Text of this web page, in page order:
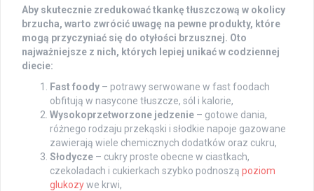
Aby skutecznie zredukować tkankę tłuszczową w okolicy
brzucha, warto zwrócić uwagę na pewne produkty, które
mogą przyczyniać się do otyłości brzusznej. Oto
najważniejsze z nich, których lepiej unikać w codziennej
diecie:
Fast foody – potrawy serwowane w fast foodach
obfitują w nasycone tłuszcze, sól i kalorie,
Wysokoprzetworzone jedzenie – gotowe dania,
różnego rodzaju przekąski i słodkie napoje gazowane
zawierają wiele chemicznych dodatków oraz cukru,
Słodycze – cukry proste obecne w ciastkach,
czekoladach i cukierkach szybko podnoszą poziom
glukozywe krwi,